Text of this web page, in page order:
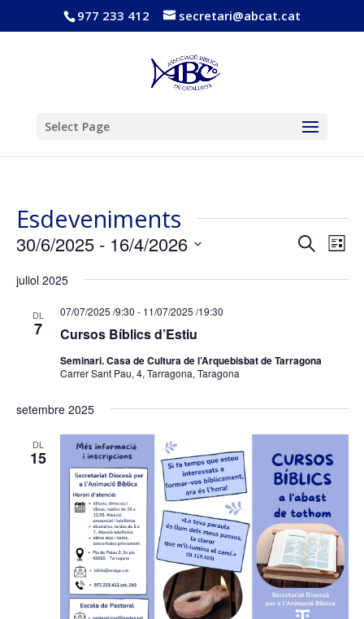
977 233 412 secretari@abcat.cat
Select Page
Esdeveniments
visual
i
Cerca
de
Llista
30/6/2025 - 16/4/2026
una
juliol 2025
DL
7 Cursos Bíblics d’Estiu
07/07/2025 /9:30 - 11/07/2025 /19:30
Seminari. Casa de Cultura de l’Arquebisbat de Tarragona
Carrer Sant Pau, 4, Tarragona, Taragona
setembre 2025
DL
15